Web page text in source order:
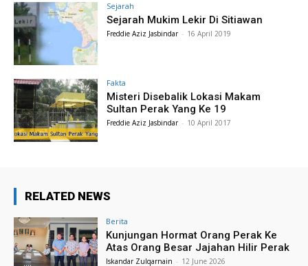
Sejarah
Sejarah Mukim Lekir Di Sitiawan
Freddie Aziz Jasbindar - 16 April 2019
Fakta
Misteri Disebalik Lokasi Makam
Sultan Perak Yang Ke 19
Freddie Aziz Jasbindar - 10 April 2017
RELATED NEWS
Berita
Kunjungan Hormat Orang Perak Ke
Atas Orang Besar Jajahan Hilir Perak
Iskandar Zulqarnain - 12 June 2026